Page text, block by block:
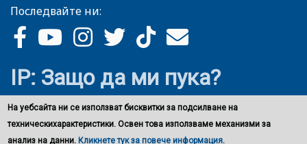
Последвайте ни:
IP: Защо да ми пука?
На уебсайта ни се използват бисквитки за подсилване на
техническихарактеристики. Освен това използваме механизми за
анализ на данни. Кликнете тук за повече информация.